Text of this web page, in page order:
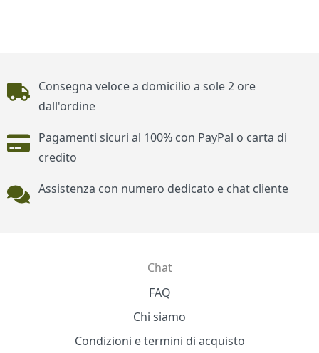
Piè di pagina
Consegna veloce a domicilio a sole 2 ore
dall'ordine
Pagamenti sicuri al 100% con PayPal o carta di
credito
Assistenza con numero dedicato e chat cliente
Chat
FAQ
Chi siamo
Condizioni e termini di acquisto